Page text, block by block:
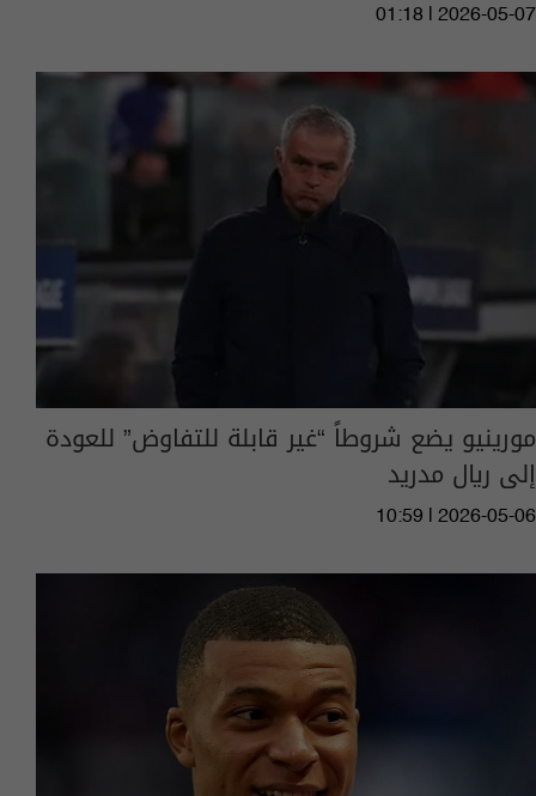
01:18 | 2026-05-07
مورينيو يضع شروطاً “غير قابلة للتفاوض” للعودة
إلى ريال مدريد
10:59 | 2026-05-06